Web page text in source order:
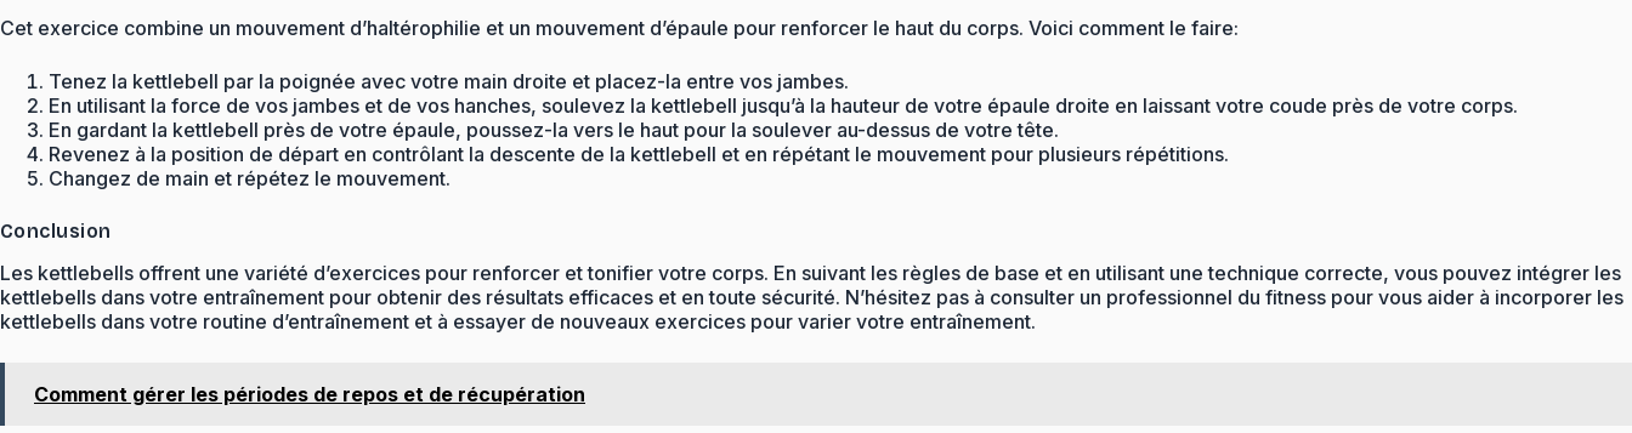
Cet exercice combine un mouvement d’haltérophilie et un mouvement d’épaule pour renforcer le haut du corps. Voici comment le faire:
Tenez la kettlebell par la poignée avec votre main droite et placez-la entre vos jambes.
En utilisant la force de vos jambes et de vos hanches, soulevez la kettlebell jusqu’à la hauteur de votre épaule droite en laissant votre coude près de votre corps.
En gardant la kettlebell près de votre épaule, poussez-la vers le haut pour la soulever au-dessus de votre tête.
Revenez à la position de départ en contrôlant la descente de la kettlebell et en répétant le mouvement pour plusieurs répétitions.
Changez de main et répétez le mouvement.
Conclusion
Les kettlebells offrent une variété d’exercices pour renforcer et tonifier votre corps. En suivant les règles de base et en utilisant une technique correcte, vous pouvez intégrer les
kettlebells dans votre entraînement pour obtenir des résultats efficaces et en toute sécurité. N’hésitez pas à consulter un professionnel du fitness pour vous aider à incorporer les
kettlebells dans votre routine d’entraînement et à essayer de nouveaux exercices pour varier votre entraînement.
Comment gérer les périodes de repos et de récupération